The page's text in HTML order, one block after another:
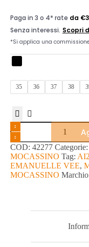
35 36 37 38
MOCASSINO
-
EMANUELLE
VEE
quantità
COD: 42277 Categorie:
MOCASSINO Tag:
EMANUELLE VEE,
MOCASSINO